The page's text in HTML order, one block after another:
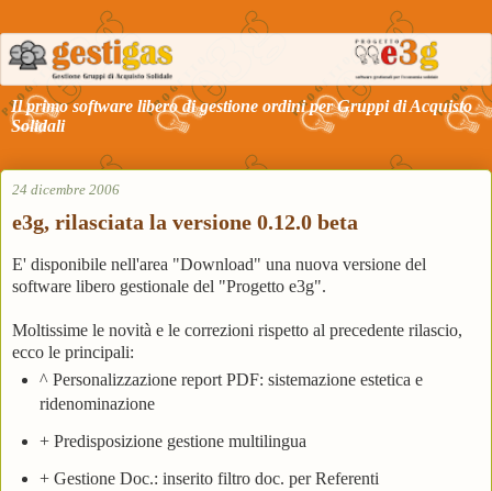
Il primo software libero di gestione ordini per Gruppi di Acquisto
Solidali
24 dicembre 2006
e3g, rilasciata la versione 0.12.0 beta
E' disponibile nell'area "Download" una nuova versione del
software libero gestionale del "Progetto e3g".
Moltissime le novità e le correzioni rispetto al precedente rilascio,
ecco le principali:
^ Personalizzazione report PDF: sistemazione estetica e
ridenominazione
+ Predisposizione gestione multilingua
+ Gestione Doc.: inserito filtro doc. per Referenti